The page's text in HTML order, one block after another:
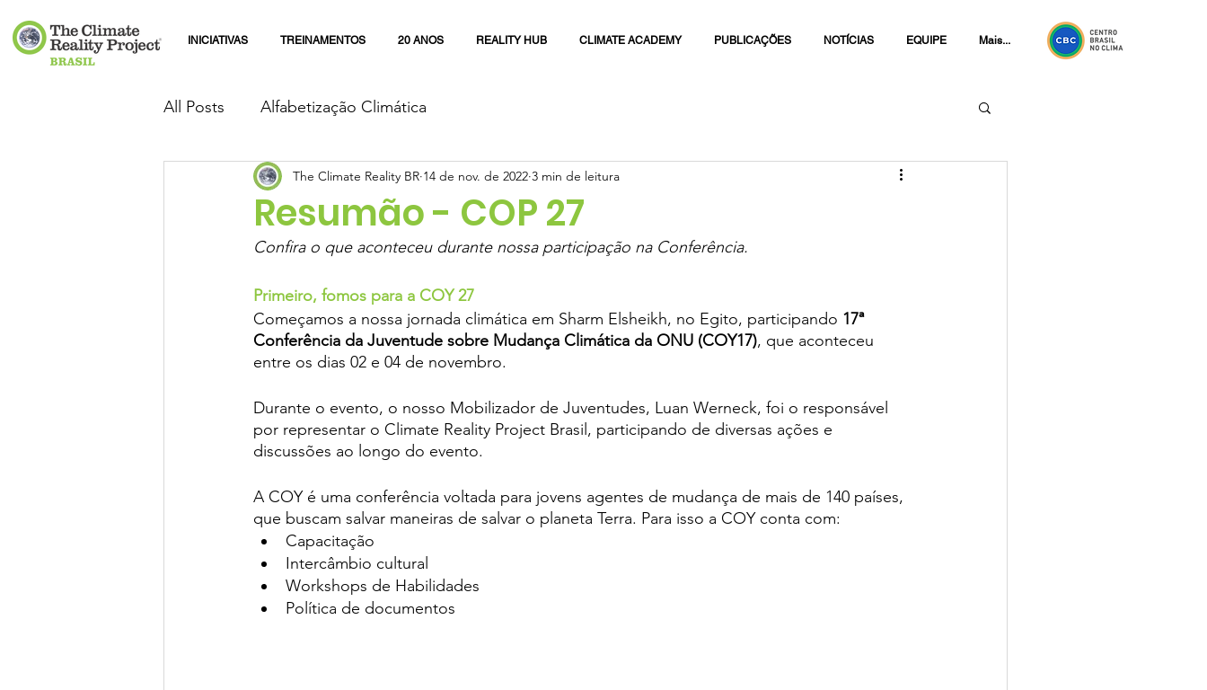
INICIATIVAS TREINAMENTOS 20 ANOS REALITY HUB CLIMATE ACADEMY PUBLICAÇÕES NOTÍCIAS EQUIPE Mais...
All Posts Alfabetização Climática
Resumão - COP 27
The Climate Reality BR 14 de nov. de 2022 3 min de leitura
Confira o que aconteceu durante nossa participação na Conferência.
Primeiro, fomos para a COY 27
Começamos a nossa jornada climática em Sharm Elsheikh, no Egito, participando 17ª
Conferência da Juventude sobre Mudança Climática da ONU (COY17), que aconteceu
entre os dias 02 e 04 de novembro.
Durante o evento, o nosso Mobilizador de Juventudes, Luan Werneck, foi o responsável
por representar o Climate Reality Project Brasil, participando de diversas ações e
discussões ao longo do evento.
A COY é uma conferência voltada para jovens agentes de mudança de mais de 140 países,
que buscam salvar maneiras de salvar o planeta Terra. Para isso a COY conta com:
Capacitação
Intercâmbio cultural
Workshops de Habilidades
Política de documentos